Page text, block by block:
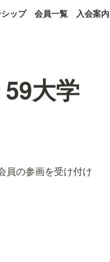
ップ 会員一覧 入会案内
大学
員の参画を受け付け